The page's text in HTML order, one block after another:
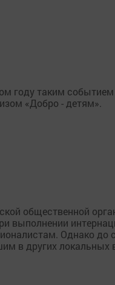
году таким событием
«Добро - детям».
общественной
выполнении
Однако до
в других локальных